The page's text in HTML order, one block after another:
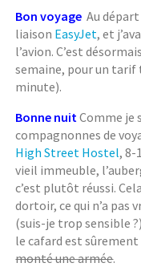
Bon voyage Au
liaison EasyJet, et
l’avion. C’est
semaine, pour un
minute).
Bonne nuit Comme je
compagnonnes de
High Street Hostel, 8-
vieil immeuble,
c’est plutôt réussi.
dortoir, ce qui n’a pas
(suis-je trop sensible
le cafard est
monté une armée.